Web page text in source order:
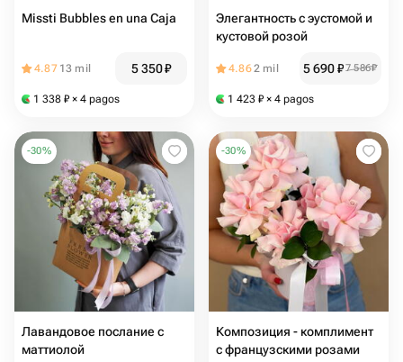
Missti Bubbles en una Caja
4.87 13 mil 5 350₽
1 338 ₽ × 4 pagos
Элегантность с эустомой и
кустовой розой
4.862 mil 5 690₽7 586₽
1 423 ₽ × 4 pagos
-30%
Лавандовое послание с
маттиолой
-30%
Композиция - комплимент
с французскими розами